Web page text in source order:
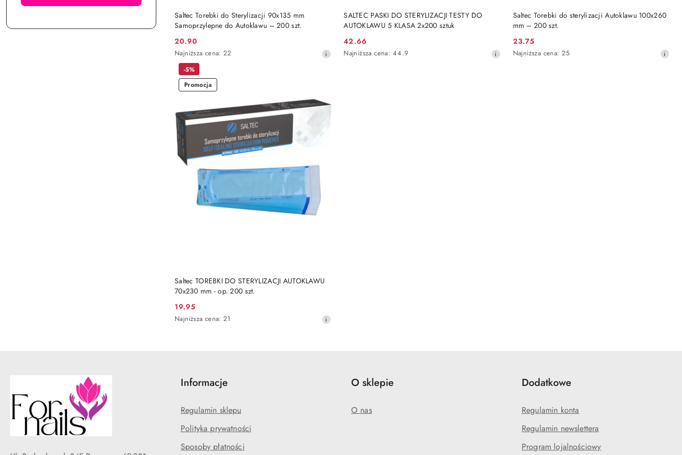
Saltec Torebki do Sterylizacji 90x135 mm
Samoprzylepne do Autoklawu – 200 szt.
Cena
promocyjna:
20.90
Najniższa
cena
30
dni
Najniższa cena: 22
DO KOSZYKA
SALTEC PASKI DO STERYLIZACJI TESTY DO
AUTOKLAWU 5 KLASA 2x200 sztuk
Cena
promocyjna:
42.66
Najniższa
Najniższa cena: 44.9
DO KOSZYKA
Saltec Torebki do sterylizacji Autoklawu 100x260
mm – 200 szt.
Cena
promocyjna:
23.75
Najniższa
Najniższa cena: 25
DO KOSZYKA
Saltec TOREBKI DO STERYLIZACJI AUTOKLAWU
70x230 mm - op. 200 szt.
Cena
promocyjna:
19.95
Najniższa
Najniższa cena: 21
-5%
Promocja
DO KOSZYKA
Informacje
Regulamin sklepu
Polityka prywatności
Sposoby płatności
O sklepie
O nas
Dodatkowe
Regulamin konta
Regulamin newslettera
Program lojalnościowy